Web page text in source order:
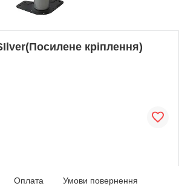
кріплення)
Оплата Умови повернення